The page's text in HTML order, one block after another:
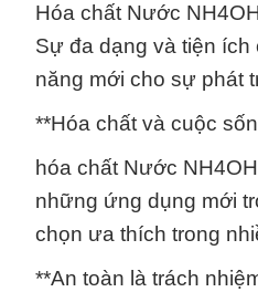
Hóa chất Nước
Sự đa dạng và tiện ích
năng mới cho sự phát
**Hóa chất và cuộc
hóa chất Nước
những ứng dụng mới
chọn ưa thích trong
**An toàn là trách